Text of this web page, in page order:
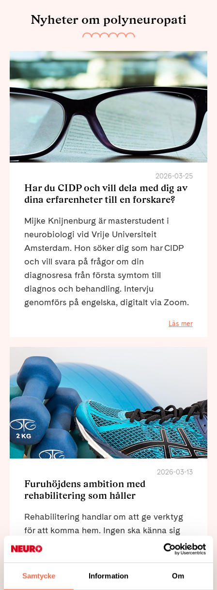
Samtycke Information Om
Nyheter om polyneuropati
2026-03-25
Har du CIDP och vill dela med dig av
dina erfarenheter till en forskare?
Mijke Knijnenburg är masterstudent i
neurobiologi vid Vrije Universiteit
Amsterdam. Hon söker dig som har CIDP
och vill svara på frågor om din
diagnosresa från första symtom till
diagnos och behandling. Intervju
genomförs på engelska, digitalt via Zoom.
Läs mer
2026-03-13
Furuhöjdens ambition med
rehabilitering som håller
Rehabilitering handlar om att ge verktyg
för att komma hem. Ingen ska känna sig
utslängd med hjälpmedel och oklara
trygghet och självständighet, säger Lina